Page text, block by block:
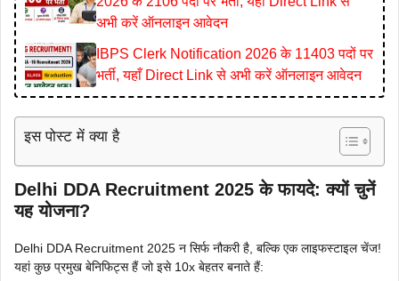
अभी करें ऑनलाइन आवेदन
IBPS Clerk Notification 2026 के 11403 पदों पर
भर्ती, यहाँ Direct Link से अभी करें ऑनलाइन आवेदन
इस पोस्ट में क्या है
Delhi DDA Recruitment 2025 के फायदे: क्यों चुनें
यह योजना?
Delhi DDA Recruitment 2025 न सिर्फ नौकरी है, बल्कि एक लाइफस्टाइल चेंज!
यहां कुछ प्रमुख बेनिफिट्स हैं जो इसे 10x बेहतर बनाते हैं: